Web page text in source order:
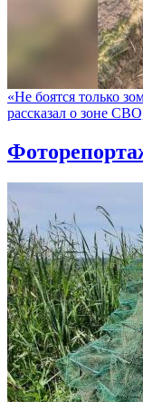
«Не боятся только
рассказал о зоне